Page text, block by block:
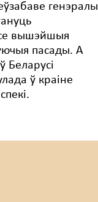
генэралы
вышэйшыя
пасады. А
Беларусі
ў краіне